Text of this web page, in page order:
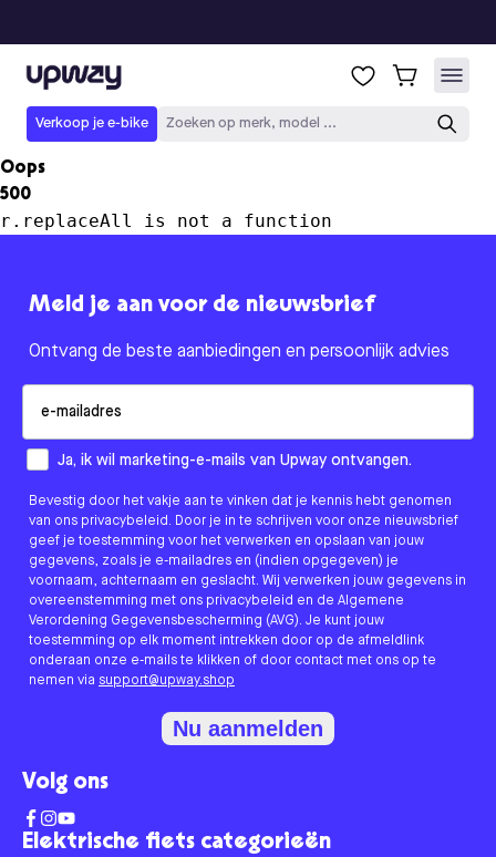
Upway
Verkoop je e-bike Zoeken op merk, model ...
Oops
500
r.replaceAll is not a function
Elektrische fiets categorieën
Meld je aan voor de nieuwsbrief
Ontvang de beste aanbiedingen en persoonlijk advies
How would you like to hear from us?
Ja, ik wil marketing-e-mails van Upway ontvangen.
Bevestig door het vakje aan te vinken dat je kennis hebt genomen
van ons privacybeleid. Door je in te schrijven voor onze nieuwsbrief
geef je toestemming voor het verwerken en opslaan van jouw
gegevens, zoals je e-mailadres en (indien opgegeven) je
voornaam, achternaam en geslacht. Wij verwerken jouw gegevens in
overeenstemming met ons privacybeleid en de Algemene
Verordening Gegevensbescherming (AVG). Je kunt jouw
toestemming op elk moment intrekken door op de afmeldlink
onderaan onze e-mails te klikken of door contact met ons op te
nemen via support@upway.shop
Nu aanmelden
Volg ons